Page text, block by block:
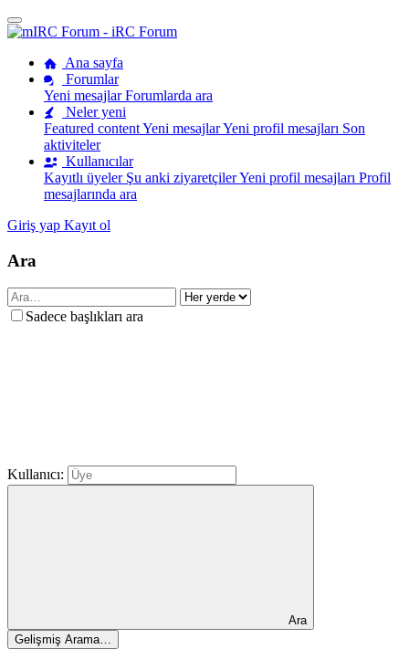
Ana sayfa
Forumlar
Yeni mesajlarForumlarda ara
Neler yeni
Featured contentYeni mesajlarYeni profil mesajları Son
aktiviteler
Kullanıcılar
Kayıtlı üyeler Şu anki ziyaretçilerYeni profil mesajları Profil
mesajlarında ara
Giriş yap Kayıt ol
Ara
Sadece başlıkları ara
Kullanıcı:
Ara
Gelişmiş Arama…